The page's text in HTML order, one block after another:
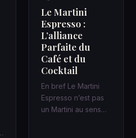
Le Martini
Espresso :
L’alliance
Parfaite du
Café et du
Cocktail
En bref Le Martini
Espresso n’est pas
un Martini au sens